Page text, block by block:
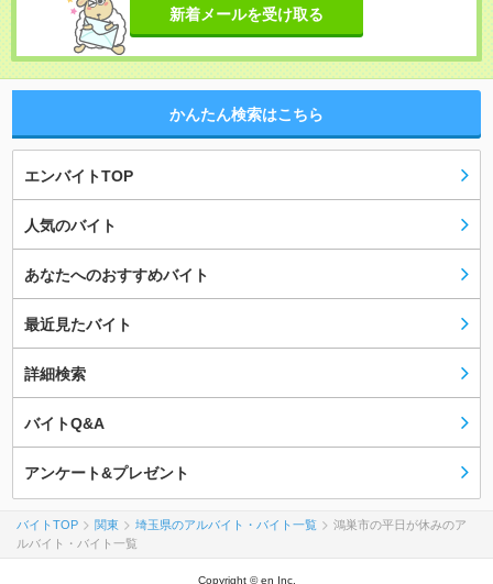
新着メールを受け取る
かんたん検索はこちら
エンバイトTOP
人気のバイト
あなたへのおすすめバイト
最近見たバイト
詳細検索
バイトQ&A
アンケート&プレゼント
バイトTOP 関東 埼玉県のアルバイト・バイト一覧
鴻巣市の平日が休みのア
ルバイト・バイト一覧
Copyright © en Inc.